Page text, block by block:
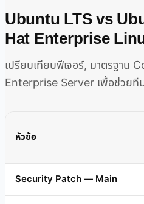
Ubuntu LTS vs
Hat Enterprise
เปรียบเทียบฟีเจอร์, มาตรฐาน
Enterprise Server เพื่อช่วยที
หัวข้อ
Security Patch — Main